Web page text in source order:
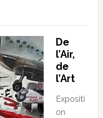
De
l’Air,
de
l’Art
Expositi
on